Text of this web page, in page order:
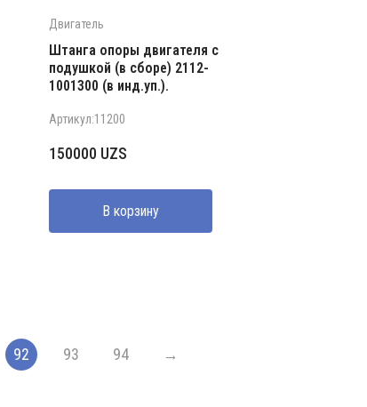
Двигатель
Штанга опоры двигателя с
подушкой (в сборе) 2112-
1001300 (в инд.уп.).
Артикул:11200
150000 UZS
В корзину
92 93 94 →